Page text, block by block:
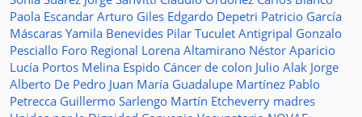
Paola Escandar Arturo Giles Edgardo Depetri Patricio García
Máscaras Yamila Benevides Pilar Tuculet Antigripal Gonzalo
Pesciallo Foro Regional Lorena Altamirano Néstor Aparicio
Lucía Portos Melina Espido Cáncer de colon Julio Alak Jorge
Alberto De Pedro Juan María Guadalupe Martínez Pablo
Petrecca Guillermo Sarlengo Martín Etcheverry madres